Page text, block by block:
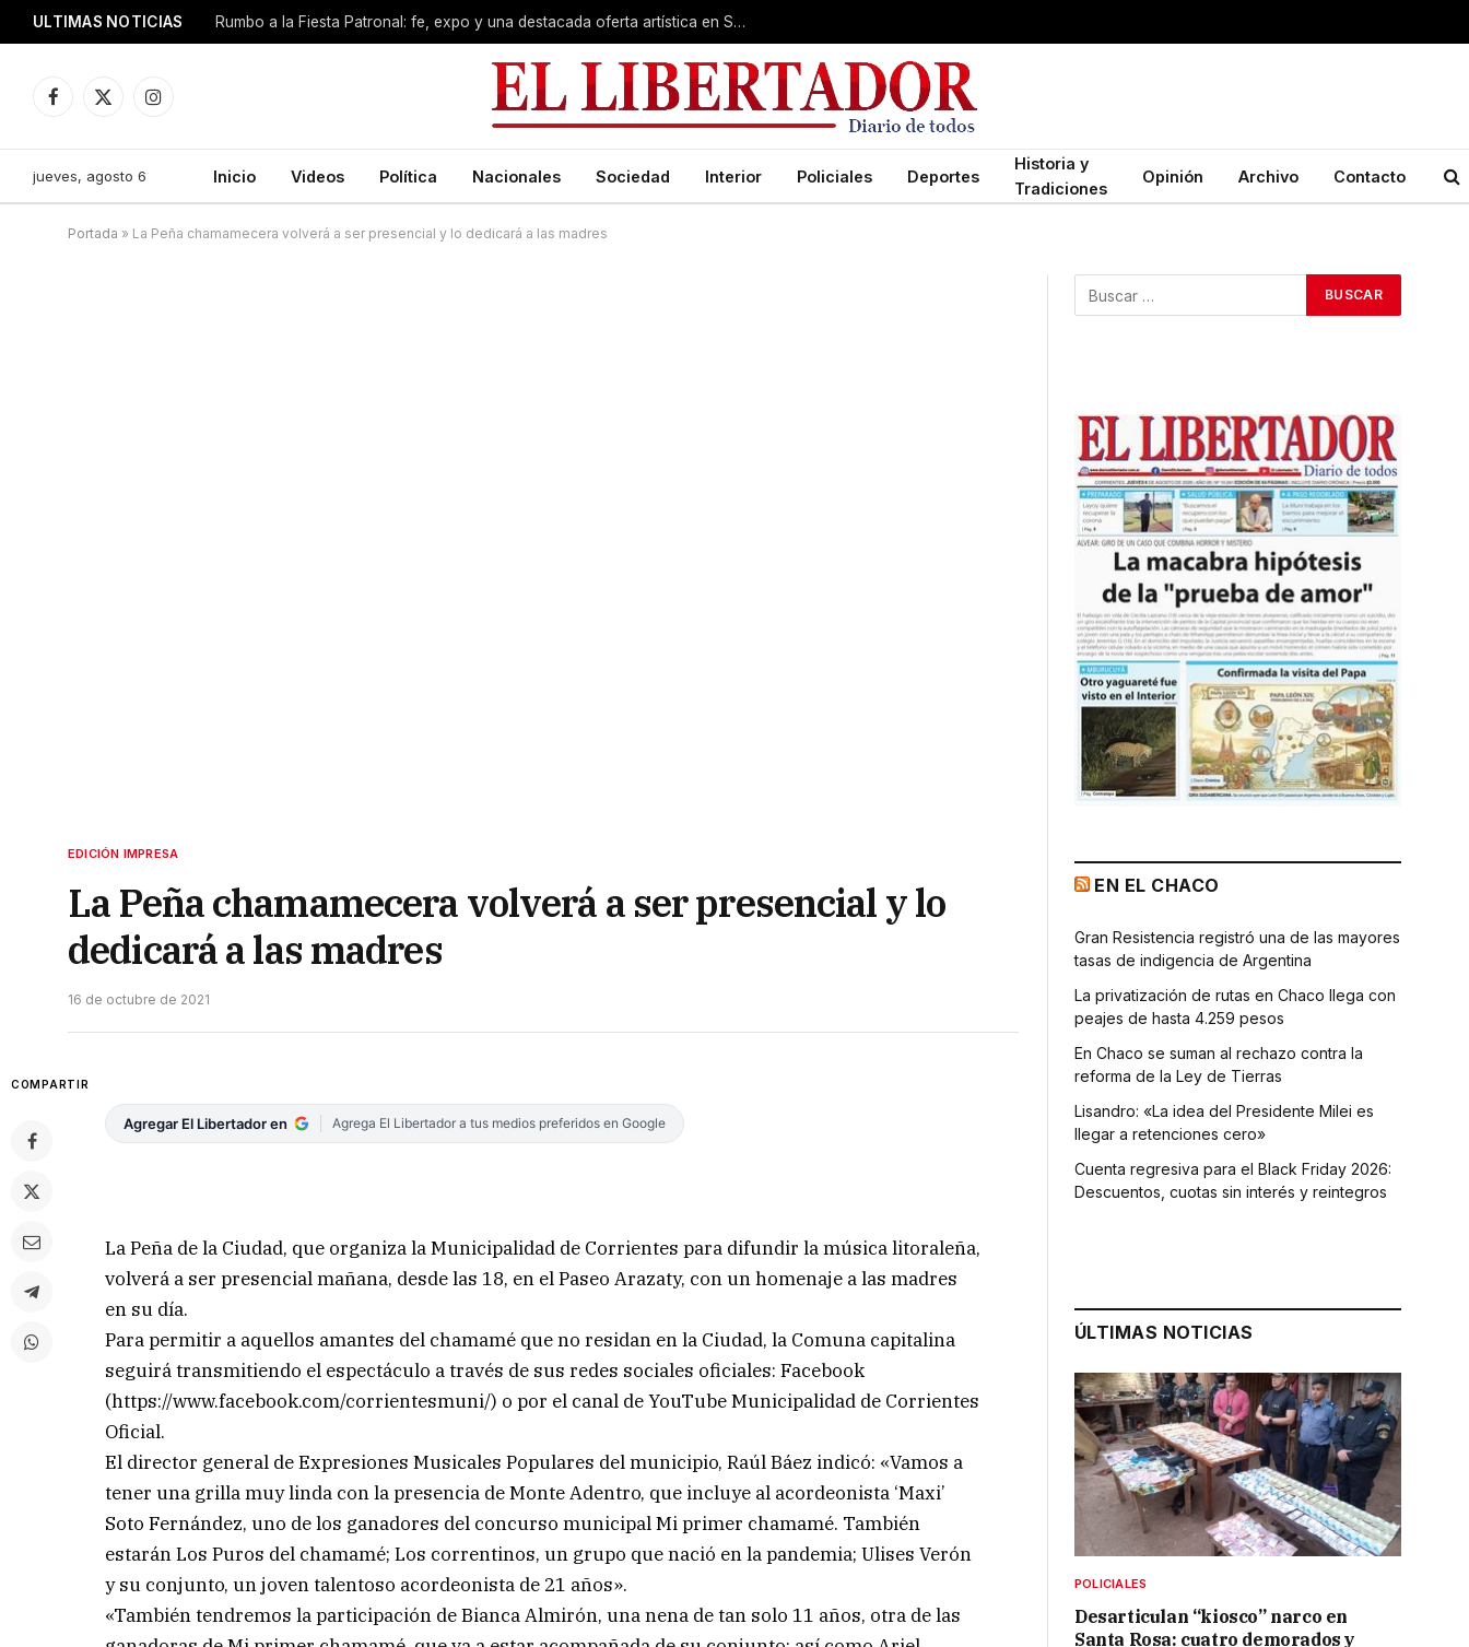
ULTIMAS NOTICIAS Rumbo a la Fiesta Patronal: fe, expo y una destacada oferta artística en San Roque
Facebook
X
Instagram
jueves, agosto 6 Inicio Videos Política Nacionales Sociedad Interior Policiales Deportes
Historia y
Tradiciones
Opinión Archivo Contacto
Portada » La Peña chamamecera volverá a ser presencial y lo dedicará a las madres
EDICIÓN IMPRESA
La Peña chamamecera volverá a ser presencial y lo
dedicará a las madres
16 de octubre de 2021
COMPARTIR
Agregar El Libertador en Agrega El Libertador a tus medios preferidos en Google
La Peña de la Ciudad, que organiza la Municipalidad de Corrientes para difundir la música litoraleña,
volverá a ser presencial mañana, desde las 18, en el Paseo Arazaty, con un homenaje a las madres
en su día.
Para permitir a aquellos amantes del chamamé que no residan en la Ciudad, la Comuna capitalina
seguirá transmitiendo el espectáculo a través de sus redes sociales oficiales: Facebook
(https://www.facebook.com/corrientesmuni/) o por el canal de YouTube Municipalidad de Corrientes
Oficial.
El director general de Expresiones Musicales Populares del municipio, Raúl Báez indicó: «Vamos a
tener una grilla muy linda con la presencia de Monte Adentro, que incluye al acordeonista ‘Maxi’
Soto Fernández, uno de los ganadores del concurso municipal Mi primer chamamé. También
estarán Los Puros del chamamé; Los correntinos, un grupo que nació en la pandemia; Ulises Verón
y su conjunto, un joven talentoso acordeonista de 21 años».
«También tendremos la participación de Bianca Almirón, una nena de tan solo 11 años, otra de las
EN EL CHACO
Gran Resistencia registró una de las mayores
tasas de indigencia de Argentina
La privatización de rutas en Chaco llega con
peajes de hasta 4.259 pesos
En Chaco se suman al rechazo contra la
reforma de la Ley de Tierras
Lisandro: «La idea del Presidente Milei es
llegar a retenciones cero»
Cuenta regresiva para el Black Friday 2026:
Descuentos, cuotas sin interés y reintegros
ÚLTIMAS NOTICIAS
POLICIALES
Desarticulan “kiosco” narco en
Santa Rosa: cuatro demorados y